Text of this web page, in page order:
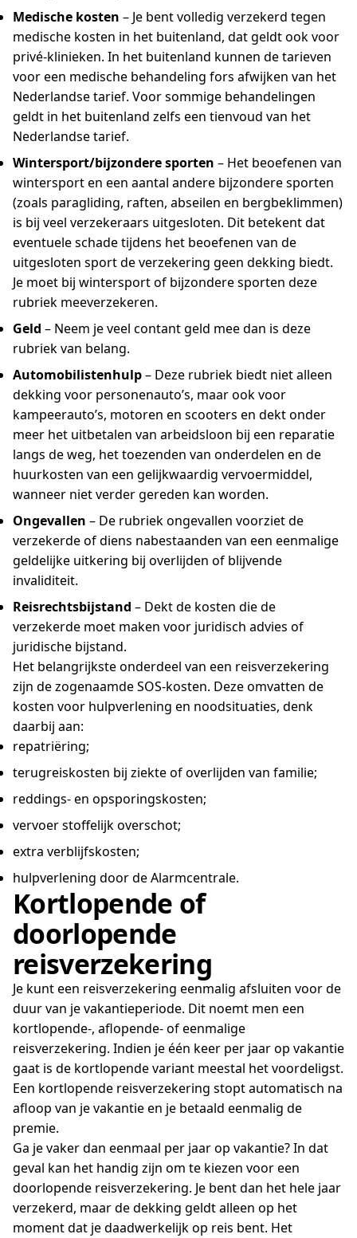
Medische kosten – Je bent volledig verzekerd tegen
medische kosten in het buitenland, dat geldt ook voor
privé-klinieken. In het buitenland kunnen de tarieven
voor een medische behandeling fors afwijken van het
Nederlandse tarief. Voor sommige behandelingen
geldt in het buitenland zelfs een tienvoud van het
Nederlandse tarief.
Wintersport/bijzondere sporten – Het beoefenen van
wintersport en een aantal andere bijzondere sporten
(zoals paragliding, raften, abseilen en bergbeklimmen)
is bij veel verzekeraars uitgesloten. Dit betekent dat
eventuele schade tijdens het beoefenen van de
uitgesloten sport de verzekering geen dekking biedt.
Je moet bij wintersport of bijzondere sporten deze
rubriek meeverzekeren.
Geld – Neem je veel contant geld mee dan is deze
rubriek van belang.
Automobilistenhulp– Deze rubriek biedt niet alleen
dekking voor personenauto’s, maar ook voor
kampeerauto’s, motoren en scooters en dekt onder
meer het uitbetalen van arbeidsloon bij een reparatie
langs de weg, het toezenden van onderdelen en de
huurkosten van een gelijkwaardig vervoermiddel,
wanneer niet verder gereden kan worden.
Ongevallen – De rubriek ongevallen voorziet de
verzekerde of diens nabestaanden van een eenmalige
geldelijke uitkering bij overlijden of blijvende
invaliditeit.
Reisrechtsbijstand – Dekt de kosten die de
verzekerde moet maken voor juridisch advies of
juridische bijstand.
Het belangrijkste onderdeel van een reisverzekering
zijn de zogenaamde SOS-kosten. Deze omvatten de
kosten voor hulpverlening en noodsituaties, denk
daarbij aan:
repatriëring;
terugreiskosten bij ziekte of overlijden van familie;
reddings- en opsporingskosten;
vervoer stoffelijk overschot;
extra verblijfskosten;
hulpverlening door de Alarmcentrale.
Kortlopende of
doorlopende
reisverzekering
Je kunt een reisverzekering eenmalig afsluiten voor de
duur van je vakantieperiode. Dit noemt men een
kortlopende-, aflopende- of eenmalige
reisverzekering. Indien je één keer per jaar op vakantie
gaat is de kortlopende variant meestal het voordeligst.
Een kortlopende reisverzekering stopt automatisch na
afloop van je vakantie en je betaald eenmalig de
premie.
Ga je vaker dan eenmaal per jaar op vakantie? In dat
geval kan het handig zijn om te kiezen voor een
doorlopende reisverzekering. Je bent dan het hele jaar
verzekerd, maar de dekking geldt alleen op het
moment dat je daadwerkelijk op reis bent. Het